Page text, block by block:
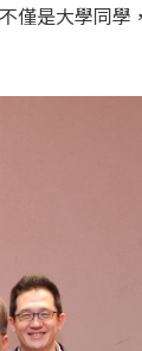
僅是大學同學